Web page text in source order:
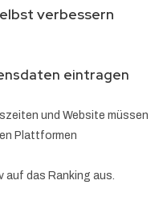
verbessern
eintragen
und Website müssen
Plattformen
das Ranking aus.